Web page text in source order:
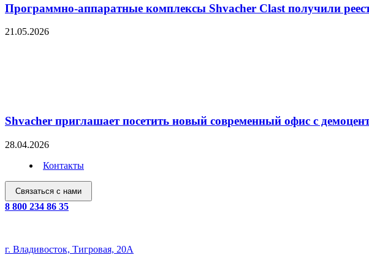
Программно-аппаратные комплексы Shvacher Clast получили
21.05.2026
Shvacher приглашает посетить новый современный офис с
28.04.2026
Контакты
Связаться с нами
8 800 234 86 35
г. Владивосток, Тигровая, 20А